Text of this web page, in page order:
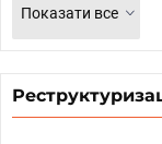
Показати все